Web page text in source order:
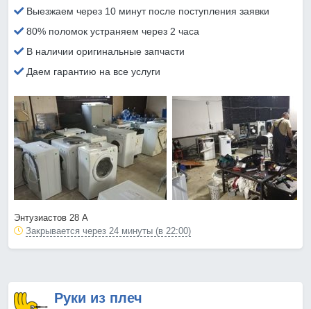
Выезжаем через 10 минут после поступления заявки
80% поломок устраняем через 2 часа
В наличии оригинальные запчасти
Даем гарантию на все услуги
Энтузиастов 28 А
Закрывается через 24 минуты (в 22:00)
Руки из плеч